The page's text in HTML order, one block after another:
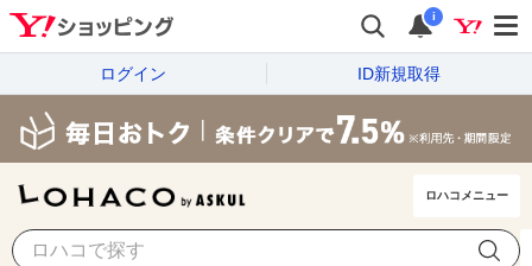
i
ログイン ID新規取得
ロハコメニュー